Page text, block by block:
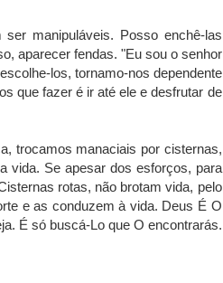
ser manipuláveis. Posso enchê-las
aparecer fendas. "Eu sou o senhor
los, tornamo-nos dependente
que fazer é ir até ele e desfrutar de
trocamos manaciais por cisternas,
vida. Se apesar dos esforços, para
rotas, não brotam vida, pelo
e as conduzem à vida. Deus É O
É só buscá-Lo que O encontrarás.